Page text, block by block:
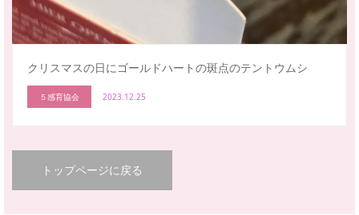
クリスマスの日にゴールドハートの斑点のテントウムシ
５感育協会 2023.12.25
トップページに戻る